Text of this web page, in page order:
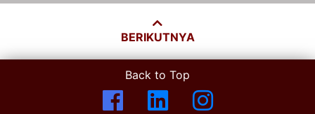
BERIKUTNYA
Back to Top